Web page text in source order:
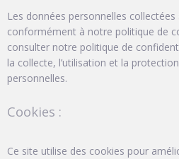
Les données personnelles
conformément à notre politique de
consulter notre politique de
la collecte, l’utilisation et la
personnelles.
Cookies :
Ce site utilise des cookies pour